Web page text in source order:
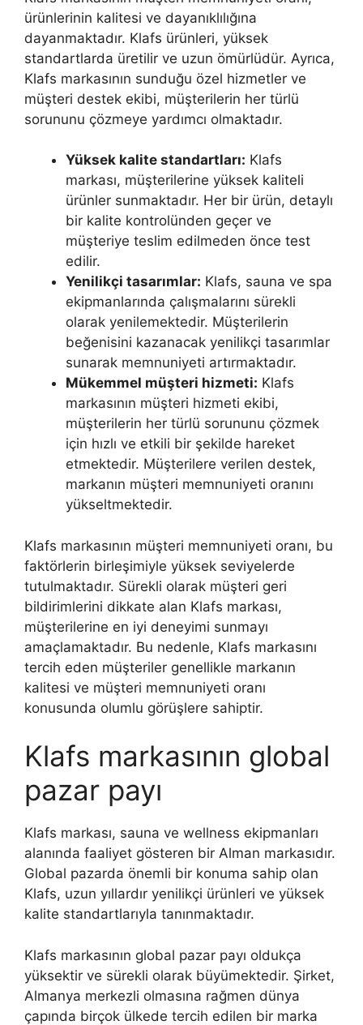
ürünlerinin kalitesi ve dayanıklılığına
dayanmaktadır. Klafs ürünleri, yüksek
standartlarda üretilir ve uzun ömürlüdür. Ayrıca,
Klafs markasının sunduğu özel hizmetler ve
müşteri destek ekibi, müşterilerin her türlü
sorununu çözmeye yardımcı olmaktadır.
Yüksek kalite standartları: Klafs
markası, müşterilerine yüksek kaliteli
ürünler sunmaktadır. Her bir ürün, detaylı
bir kalite kontrolünden geçer ve
müşteriye teslim edilmeden önce test
edilir.
Yenilikçi tasarımlar: Klafs, sauna ve spa
ekipmanlarında çalışmalarını sürekli
olarak yenilemektedir. Müşterilerin
beğenisini kazanacak yenilikçi tasarımlar
sunarak memnuniyeti artırmaktadır.
Mükemmel müşteri hizmeti: Klafs
markasının müşteri hizmeti ekibi,
müşterilerin her türlü sorununu çözmek
için hızlı ve etkili bir şekilde hareket
etmektedir. Müşterilere verilen destek,
markanın müşteri memnuniyeti oranını
yükseltmektedir.
Klafs markasının müşteri memnuniyeti oranı, bu
faktörlerin birleşimiyle yüksek seviyelerde
tutulmaktadır. Sürekli olarak müşteri geri
bildirimlerini dikkate alan Klafs markası,
müşterilerine en iyi deneyimi sunmayı
amaçlamaktadır. Bu nedenle, Klafs markasını
tercih eden müşteriler genellikle markanın
kalitesi ve müşteri memnuniyeti oranı
konusunda olumlu görüşlere sahiptir.
Klafs markasının global
pazar payı
Klafs markası, sauna ve wellness ekipmanları
alanında faaliyet gösteren bir Alman markasıdır.
Global pazarda önemli bir konuma sahip olan
Klafs, uzun yıllardır yenilikçi ürünleri ve yüksek
kalite standartlarıyla tanınmaktadır.
Klafs markasının global pazar payı oldukça
yüksektir ve sürekli olarak büyümektedir. Şirket,
Almanya merkezli olmasına rağmen dünya
çapında birçok ülkede tercih edilen bir marka